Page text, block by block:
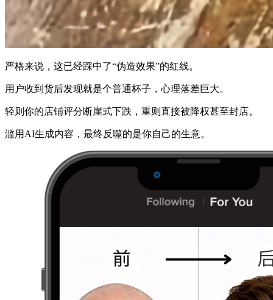
严格来说，这已经踩中了“伪造效果”的红线。
用户收到货后发现就是个普通杯子，心理落差巨大。
轻则你的店铺评分断崖式下跌，重则直接被降权甚至封店。
滥用AI生成内容，最终反噬的是你自己的生意。